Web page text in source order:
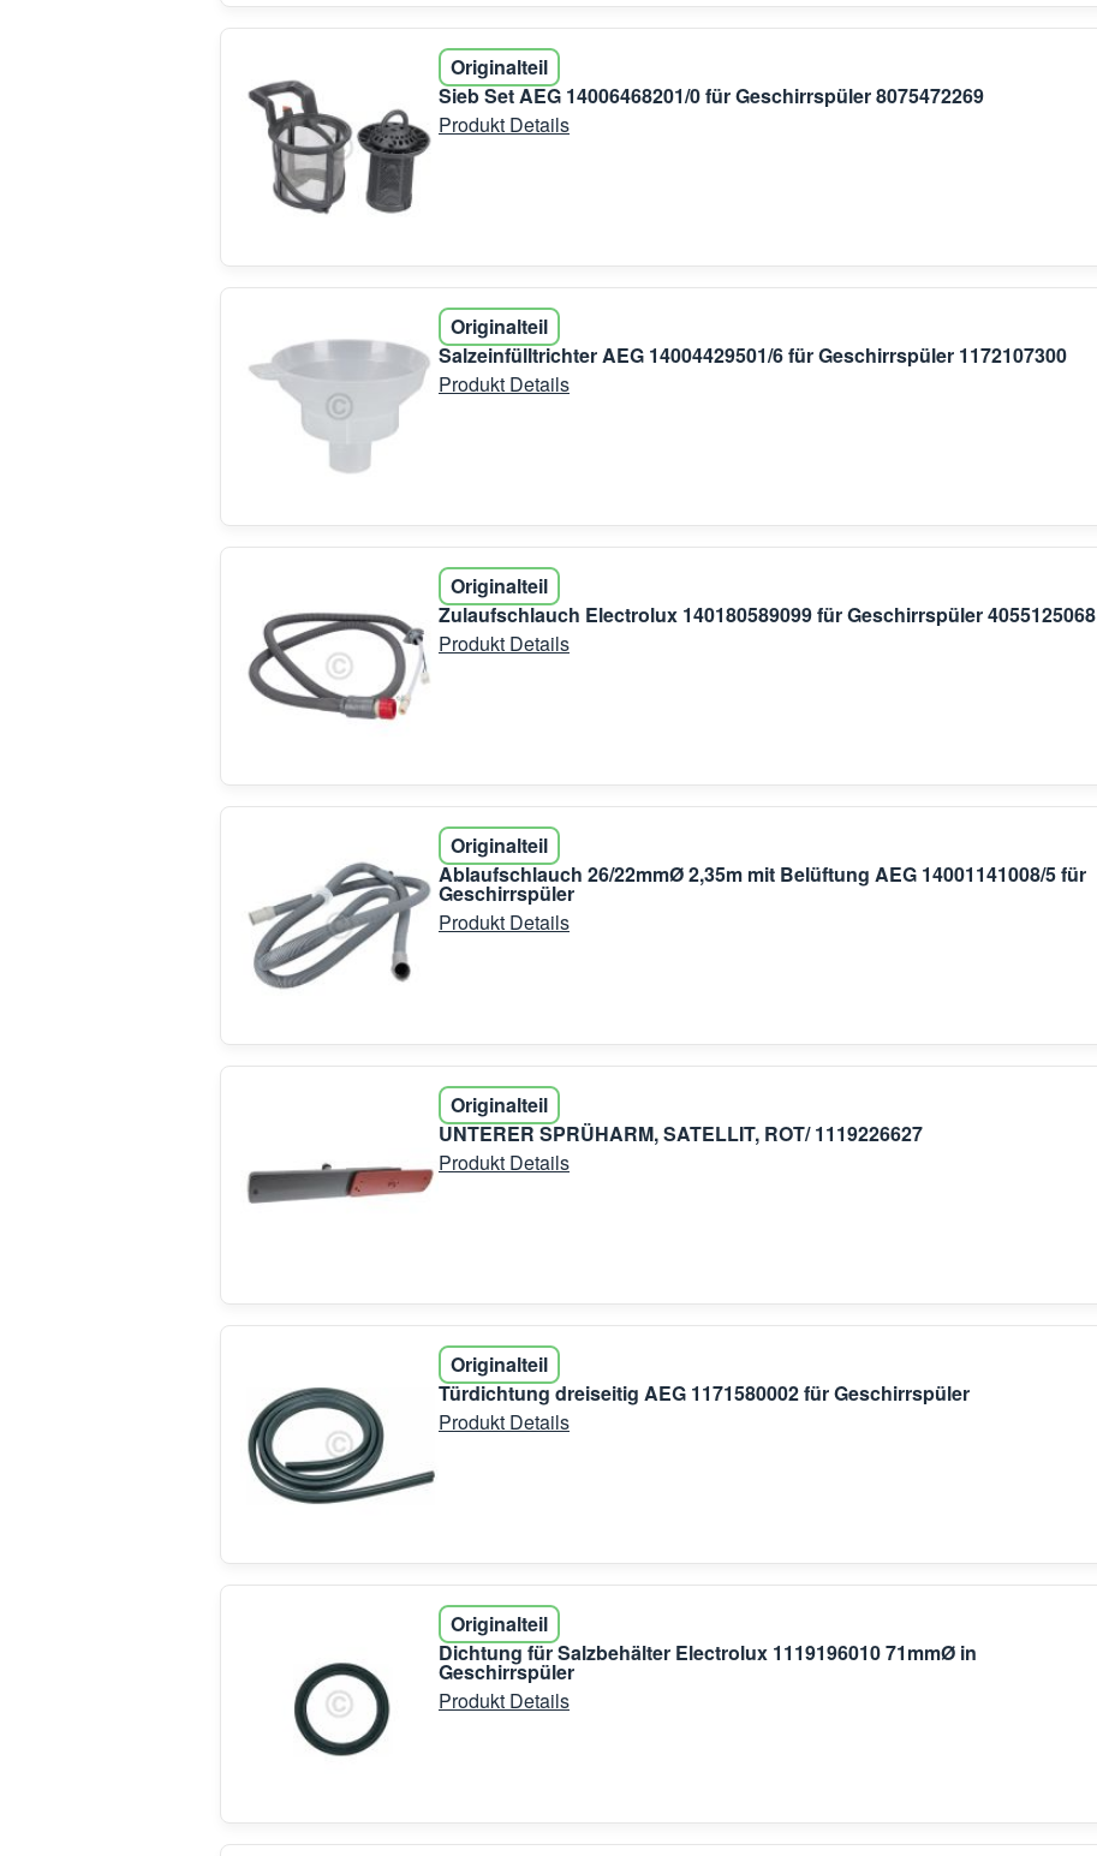
Originalteil
Sieb Set AEG 14006468201/0 für Geschirrspüler 8075472269
Produkt Details
Originalteil
Salzeinfülltrichter AEG 14004429501/6 für Geschirrspüler 1172107300
Produkt Details
Originalteil
Zulaufschlauch Electrolux 140180589099 für Geschirrspüler 4055125068
Produkt Details
Originalteil
Ablaufschlauch 26/22mmØ 2,35m mit Belüftung AEG 14001141008/5 für
Geschirrspüler
Produkt Details
Originalteil
UNTERER SPRÜHARM, SATELLIT, ROT/ 1119226627
Produkt Details
Originalteil
Türdichtung dreiseitig AEG 1171580002 für Geschirrspüler
Produkt Details
Originalteil
Dichtung für Salzbehälter Electrolux 1119196010 71mmØ in
Geschirrspüler
Produkt Details